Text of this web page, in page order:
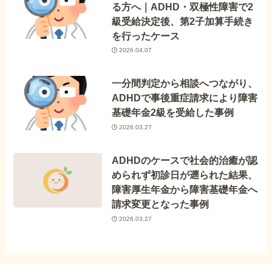
る方へ｜ADHD・双極性障害で2
級受給決定後、第2子加算手続き
を行ったケース
2026.04.07
一分間判定から相談へつながり、
ADHDで事後重症請求により障害
基礎年金2級を受給した事例
2026.03.27
ADHDのケースで社会的治癒が認
められず初診日が遡られた結果、
障害厚生年金から障害基礎年金へ
請求変更となった事例
2026.03.27